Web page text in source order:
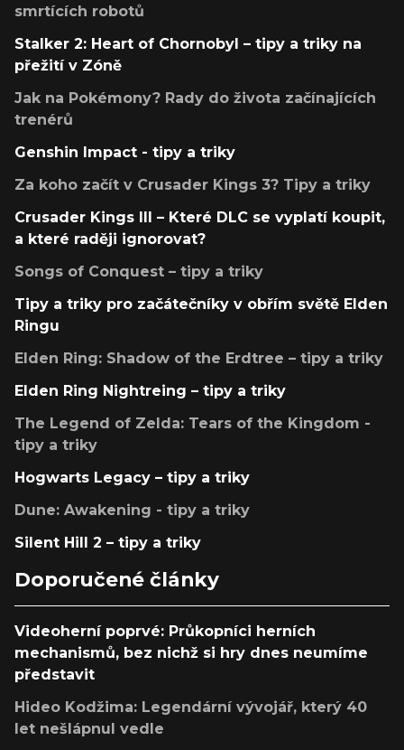
smrtících robotů
Stalker 2: Heart of Chornobyl – tipy a triky na
přežití v Zóně
Jak na Pokémony? Rady do života začínajících
trenérů
Genshin Impact - tipy a triky
Za koho začít v Crusader Kings 3? Tipy a triky
Crusader Kings III – Které DLC se vyplatí koupit,
a které raději ignorovat?
Songs of Conquest – tipy a triky
Tipy a triky pro začátečníky v obřím světě Elden
Ringu
Elden Ring: Shadow of the Erdtree – tipy a triky
Elden Ring Nightreing – tipy a triky
The Legend of Zelda: Tears of the Kingdom -
tipy a triky
Hogwarts Legacy – tipy a triky
Dune: Awakening - tipy a triky
Silent Hill 2 – tipy a triky
Doporučené články
Videoherní poprvé: Průkopníci herních
mechanismů, bez nichž si hry dnes neumíme
představit
Hideo Kodžima: Legendární vývojář, který 40
let nešlápnul vedle